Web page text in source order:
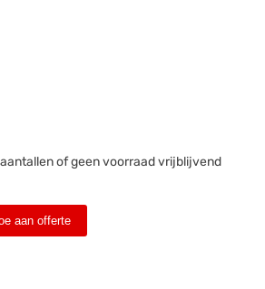
of geen voorraad vrijblijvend
aan offerte